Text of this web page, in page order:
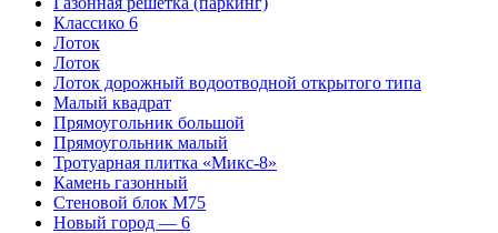
Классико 6
Лоток
Лоток
Лоток дорожный водоотводной открытого типа
Малый квадрат
Прямоугольник большой
Прямоугольник малый
Тротуарная плитка «Микс-8»
Камень газонный
Стеновой блок М75
Новый город — 6